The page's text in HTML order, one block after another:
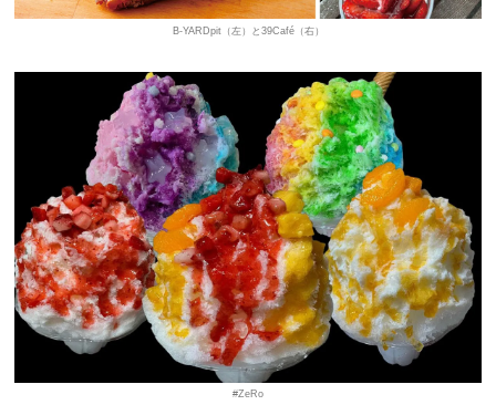
B-YARDpit（左）と39Café（右）
#ZeRo